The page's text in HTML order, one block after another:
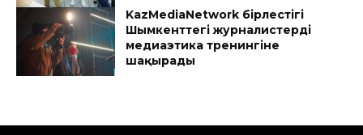
KazMediaNetwork бірлестігі
Шымкенттегі журналистерді
медиаэтика тренингіне
шақырады